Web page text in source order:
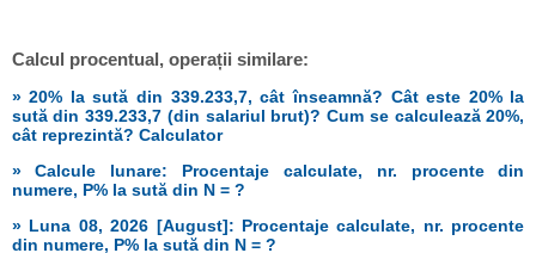
Calcul procentual, operații similare:
» 20% la sută din 339.233,7, cât înseamnă? Cât este 20% la
sută din 339.233,7 (din salariul brut)? Cum se calculează 20%,
cât reprezintă? Calculator
» Calcule lunare: Procentaje calculate, nr. procente din
numere, P% la sută din N = ?
» Luna 08, 2026 [August]: Procentaje calculate, nr. procente
din numere, P% la sută din N = ?